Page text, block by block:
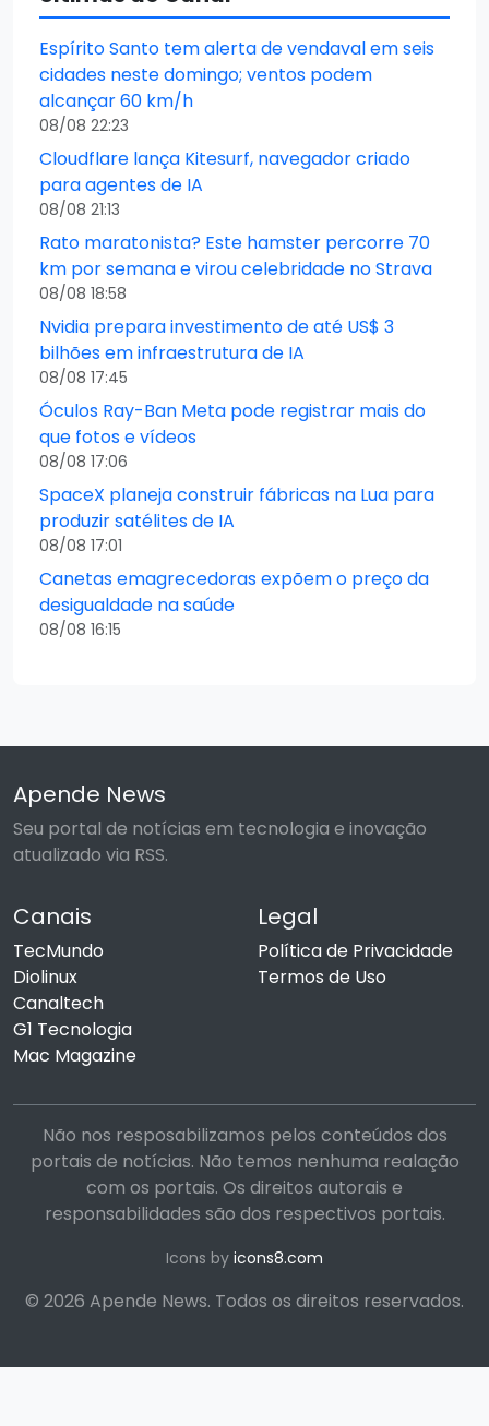
Espírito Santo tem alerta de vendaval em seis
cidades neste domingo; ventos podem
alcançar 60 km/h
08/08 22:23
Cloudflare lança Kitesurf, navegador criado
para agentes de IA
08/08 21:13
Rato maratonista? Este hamster percorre 70
km por semana e virou celebridade no Strava
08/08 18:58
Nvidia prepara investimento de até US$ 3
bilhões em infraestrutura de IA
08/08 17:45
Óculos Ray-Ban Meta pode registrar mais do
que fotos e vídeos
08/08 17:06
SpaceX planeja construir fábricas na Lua para
produzir satélites de IA
08/08 17:01
Canetas emagrecedoras expõem o preço da
desigualdade na saúde
08/08 16:15
Apende News
Seu portal de notícias em tecnologia e inovação
atualizado via RSS.
Canais
TecMundo
Diolinux
Canaltech
G1 Tecnologia
Mac Magazine
Legal
Política de Privacidade
Termos de Uso
Não nos resposabilizamos pelos conteúdos dos
portais de notícias. Não temos nenhuma realação
com os portais. Os direitos autorais e
responsabilidades são dos respectivos portais.
Icons by icons8.com
© 2026 Apende News. Todos os direitos reservados.